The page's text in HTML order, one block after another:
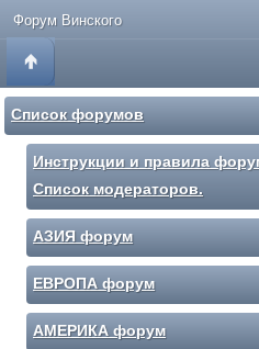
Форум Винского
Список форумов
Инструкции и правила
Список модераторов.
АЗИЯ форум
ЕВРОПА форум
АМЕРИКА форум